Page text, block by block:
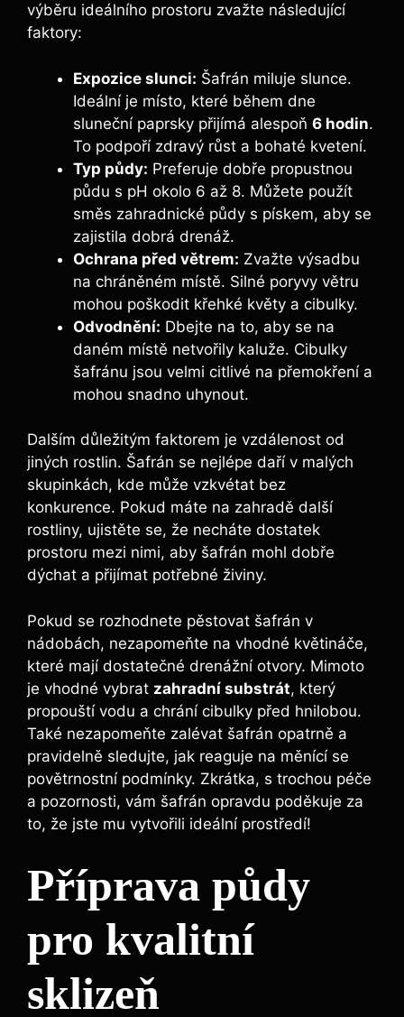
výběru ideálního prostoru zvažte následující
faktory:
Expozice slunci: Šafrán miluje slunce.
Ideální je místo, které během dne
sluneční paprsky přijímá alespoň 6 hodin.
To podpoří zdravý růst a bohaté kvetení.
Typ půdy: Preferuje dobře propustnou
půdu s pH okolo 6 až 8. Můžete použít
směs zahradnické půdy s pískem, aby se
zajistila dobrá drenáž.
Ochrana před větrem: Zvažte výsadbu
na chráněném místě. Silné poryvy větru
mohou poškodit křehké květy a cibulky.
Odvodnění: Dbejte na to, aby se na
daném místě netvořily kaluže. Cibulky
šafránu jsou velmi citlivé na přemokření a
mohou snadno uhynout.
Dalším důležitým faktorem je vzdálenost od
jiných rostlin. Šafrán se nejlépe daří v malých
skupinkách, kde může vzkvétat bez
konkurence. Pokud máte na zahradě další
rostliny, ujistěte se, že necháte dostatek
prostoru mezi nimi, aby šafrán mohl dobře
dýchat a přijímat potřebné živiny.
Pokud se rozhodnete pěstovat šafrán v
nádobách, nezapomeňte na vhodné květináče,
které mají dostatečné drenážní otvory. Mimoto
je vhodné vybrat zahradní substrát, který
propouští vodu a chrání cibulky před hnilobou.
Také nezapomeňte zalévat šafrán opatrně a
pravidelně sledujte, jak reaguje na měnící se
povětrnostní podmínky. Zkrátka, s trochou péče
a pozornosti, vám šafrán opravdu poděkuje za
to, že jste mu vytvořili ideální prostředí!
Příprava půdy
pro kvalitní
sklizeň